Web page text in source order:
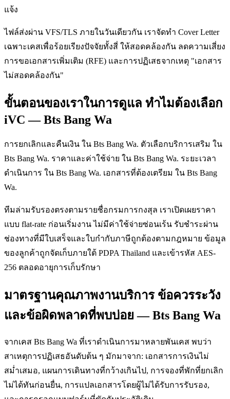
แจ้ง
ไฟล์ส่งผ่าน VFS/TLS ภายในวันเดียวกัน เราจัดทำ Cover Letter
เฉพาะเคสเพื่อร้อยเรียงปัจจัยทั้งสี่ ให้สอดคล้องกัน ลดความเสี่ยง
การขอเอกสารเพิ่มเติม (RFE) และการปฏิเสธจากเหตุ "เอกสาร
ไม่สอดคล้องกัน"
ขั้นตอนของเราในการดูแล ทำไมต้องเลือก
iVC — Bts Bang Wa
การยกเลิกและคืนเงิน ใน Bts Bang Wa. ตัวเลือกบริการเสริม ใน
Bts Bang Wa. ราคาและค่าใช้จ่าย ใน Bts Bang Wa. ระยะเวลา
ดำเนินการ ใน Bts Bang Wa. เอกสารที่ต้องเตรียม ใน Bts Bang
Wa.
ทีมล่ามรับรองตรงตามรายชื่อกรมการกงสุล เราเปิดเผยราคา
แบบ flat-rate ก่อนเริ่มงาน ไม่มีค่าใช้จ่ายซ่อนเร้น รับชำระผ่าน
ช่องทางที่มีใบเสร็จและใบกำกับภาษีถูกต้องตามกฎหมาย ข้อมูล
ของลูกค้าถูกจัดเก็บภายใต้ PDPA Thailand และเข้ารหัส AES-
256 ตลอดอายุการเก็บรักษา
มาตรฐานคุณภาพงานบริการ ข้อควรระวัง
และข้อผิดพลาดที่พบบ่อย — Bts Bang Wa
จากเคส Bts Bang Wa ที่เราดำเนินการมาหลายพันเคส พบว่า
สาเหตุการปฏิเสธอันดับต้น ๆ มักมาจาก: เอกสารการเงินไม่
สม่ำเสมอ, แผนการเดินทางที่กว้างเกินไป, การจองที่พักที่ยกเลิก
ไม่ได้ทันก่อนยื่น, การแปลเอกสารโดยผู้ไม่ได้รับการรับรอง,